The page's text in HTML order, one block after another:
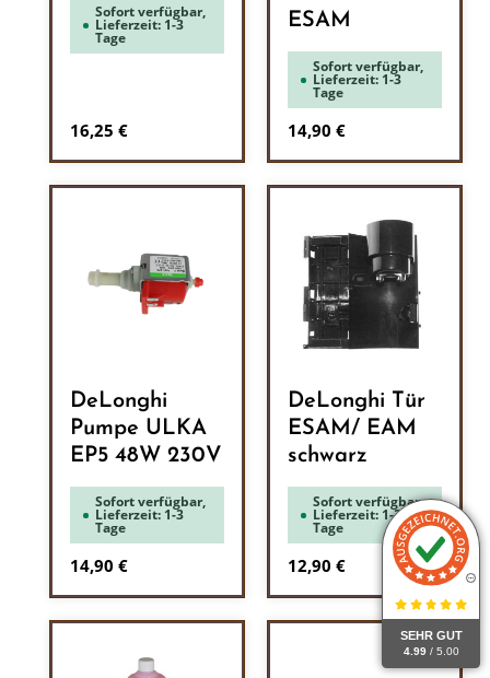
SEHR GUT
4.99 / 5.00
Sofort verfügbar,
Lieferzeit: 1-3
Tage
Regulärer Preis:
16,25 €
ESAM
Sofort verfügbar,
Lieferzeit: 1-3
Tage
Regulärer Preis:
14,90 €
DeLonghi
Pumpe ULKA
EP5 48W 230V
Sofort verfügbar,
Lieferzeit: 1-3
Tage
Regulärer Preis:
14,90 €
DeLonghi Tür
ESAM/ EAM
schwarz
Sofort verfügbar,
Lieferzeit: 1-3
Tage
Regulärer Preis:
12,90 €